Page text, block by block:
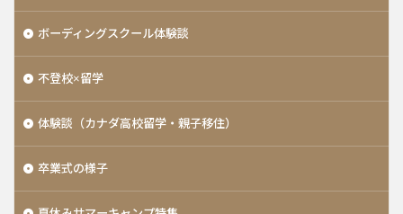
ボーディングスクール体験談
不登校×留学
体験談（カナダ高校留学・親子移住）
卒業式の様子